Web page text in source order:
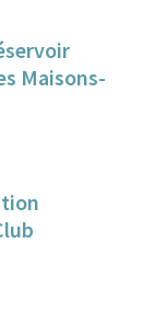
Maisons-